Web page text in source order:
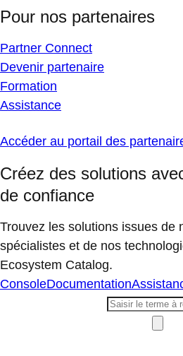
Pour nos partenaires
Partner Connect
Devenir partenaire
Formation
Assistance
Accéder au portail des
Créez des solutions
de confiance
Trouvez les solutions issues de
spécialistes et de nos
Ecosystem Catalog.
ConsoleDocumentation